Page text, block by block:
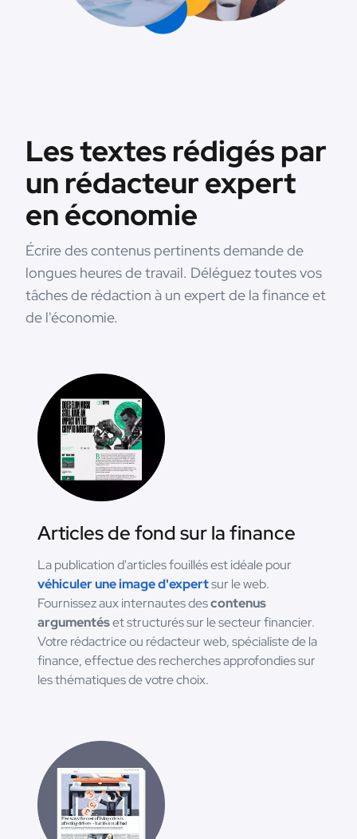
Les textes rédigés par
un rédacteur expert
en économie
Écrire des contenus pertinents demande de
longues heures de travail. Déléguez toutes vos
tâches de rédaction à un expert de la finance et
de l'économie.
Articles de fond sur la finance
La publication d'articles fouillés est idéale pour
véhiculer une image d'expertsur le web.
Fournissez aux internautes descontenus
argumentéset structurés sur le secteur financier.
Votre rédactrice ou rédacteur web, spécialiste de la
finance, effectue des recherches approfondies sur
les thématiques de votre choix.